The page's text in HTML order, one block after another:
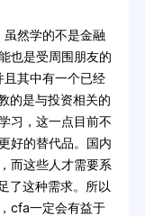
然学的不是金融
也是受周围朋友的
其中有一个已经
的是与投资相关的
习，这一点目前不
好的替代品。国内
而这些人才需要系
了这种需求。所以
cfa一定会有益于